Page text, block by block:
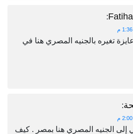
:
تغيره بالجنيه المصري هنا في
:
إلى الجنيه المصري هنا بمصر . كيف